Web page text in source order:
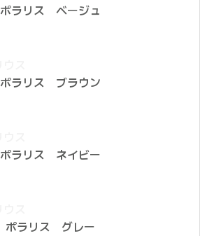
ポラリス ベージュ
ポラリス ブラウン
ポラリス ネイビー
ポラリス グレー